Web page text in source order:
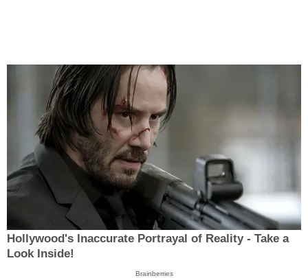
Hollywood's Inaccurate Portrayal of Reality - Take a
Look Inside!
Brainberries